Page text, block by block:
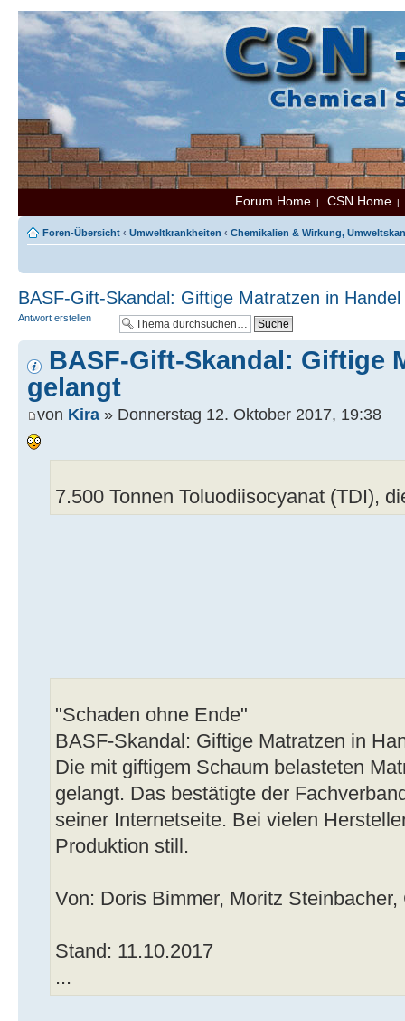
Forum Home | CSN Home
Foren-Übersicht ‹ Umweltkrankheiten ‹ Chemikalien & Wirkung,
BASF-Gift-Skandal: Giftige Matratzen in
Antwort erstellen
BASF-Gift-Skandal: Giftige
gelangt
von Kira » Donnerstag 12. Oktober 2017, 19:38
7.500 Tonnen Toluodiisocyanat (TDI),
"Schaden ohne Ende"
BASF-Skandal: Giftige Matratzen in
Die mit giftigem Schaum belasteten
gelangt. Das bestätigte der
seiner Internetseite. Bei vielen
Produktion still.
Von: Doris Bimmer, Moritz
Stand: 11.10.2017
...